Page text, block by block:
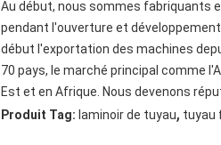
Au début, nous sommes fabriquants
pendant l'ouverture et
début l'exportation des machines
70 pays, le marché principal comme
Est et en Afrique. Nous devenons
Produit Tag: laminoir de tuyau, tuyau